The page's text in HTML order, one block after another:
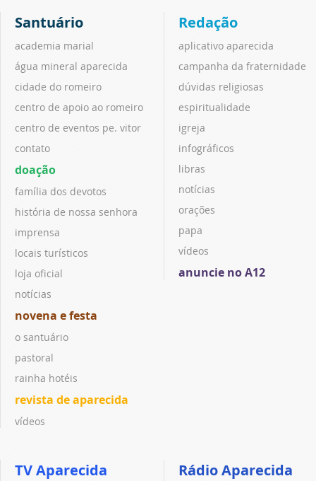
Santuário
academia marial
água mineral aparecida
cidade do romeiro
centro de apoio ao romeiro
centro de eventos pe. vitor
contato
doação
família dos devotos
história de nossa senhora
imprensa
locais turísticos
loja oficial
notícias
novena e festa
o santuário
pastoral
rainha hotéis
revista de aparecida
vídeos
Redação
aplicativo aparecida
campanha da fraternidade
dúvidas religiosas
espiritualidade
igreja
infográficos
libras
notícias
orações
papa
vídeos
anuncie no A12
TV Aparecida Rádio Aparecida